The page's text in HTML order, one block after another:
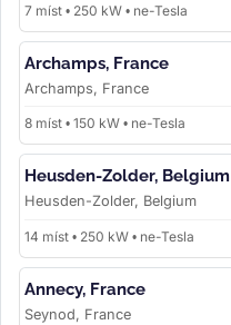
7 míst • 250 kW • ne-Tesla
Archamps, France
Archamps, France
8 míst • 150 kW • ne-Tesla
Heusden-Zolder, Belgium
Heusden-Zolder, Belgium
14 míst • 250 kW • ne-Tesla
Annecy, France
Seynod, France